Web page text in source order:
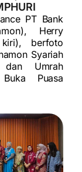
PT Bank
Herry
berfoto
Syariah
dan Umrah
Puasa